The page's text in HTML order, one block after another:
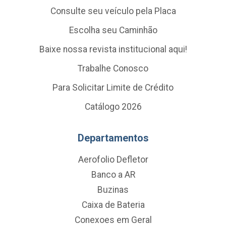
Consulte seu veículo pela Placa
Escolha seu Caminhão
Baixe nossa revista institucional aqui!
Trabalhe Conosco
Para Solicitar Limite de Crédito
Catálogo 2026
Departamentos
Aerofolio Defletor
Banco a AR
Buzinas
Caixa de Bateria
Conexoes em Geral